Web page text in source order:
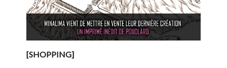
[SHOPPING]